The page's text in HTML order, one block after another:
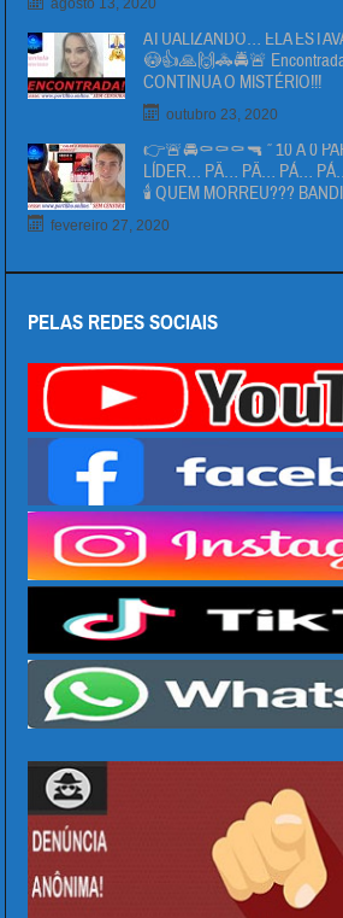
agosto 13, 2020
ATUALIZANDO… ELA
😳👍🙏🙌🚓🚔🚨
CONTINUA O MISTÉRIO!!!
outubro 23, 2020
👉🚨🚔⚰⚰⚰🔫 ” 10 Á 0
LÍDER… PÄ… PÄ… PÁ…
🕯 QUEM MORREU???
fevereiro 27, 2020
PELAS REDES SOCIAIS